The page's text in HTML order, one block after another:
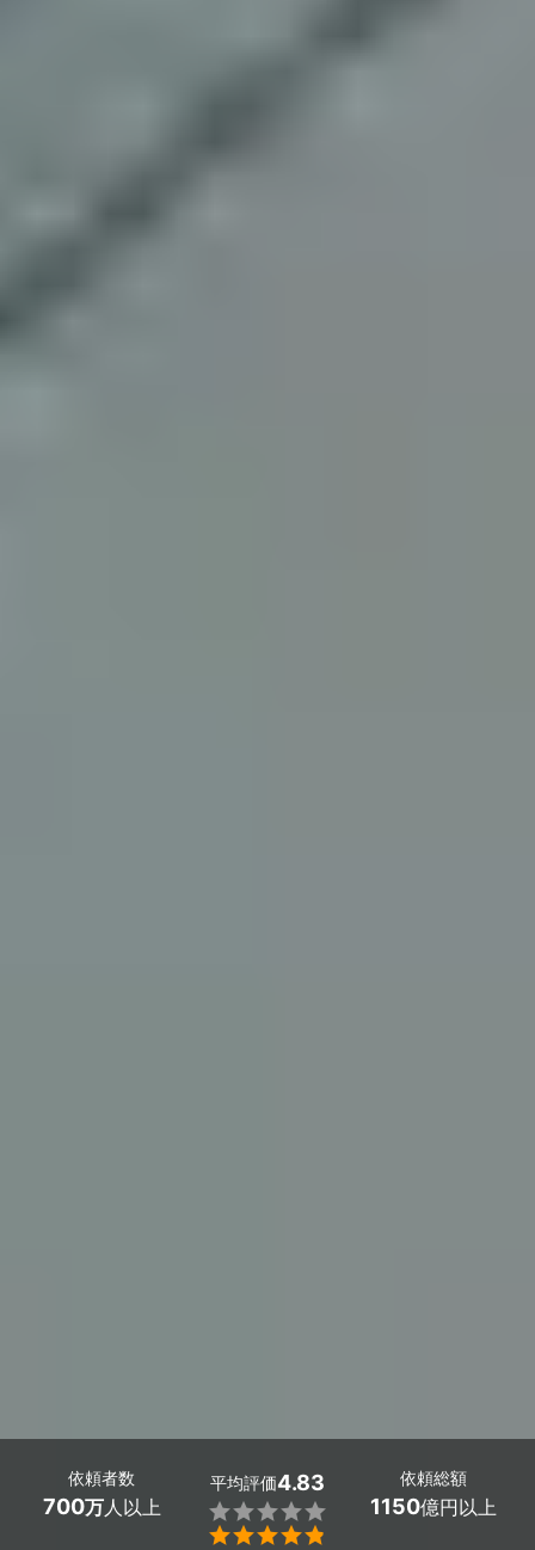
依頼者数
700万人以上
平均評価4.83


依頼総額
1150億円以上